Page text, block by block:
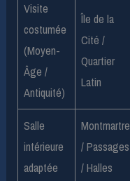
Visite
costumée
(Moyen-
Âge /
Antiquité)
Île de la
Cité /
Quartier
Latin
Salle
intérieure
adaptée
Montmartre
/ Passages
/ Halles